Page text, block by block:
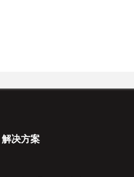
解决方案